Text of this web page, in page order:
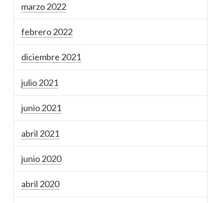
marzo 2022
febrero 2022
diciembre 2021
julio 2021
junio 2021
abril 2021
junio 2020
abril 2020